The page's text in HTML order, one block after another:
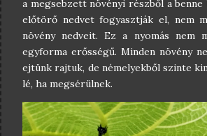
a megsebzett növényi részből a benne
előtörő nedvet fogyasztják el, nem
növény nedveit. Ez a nyomás nem
egyforma erősségű. Minden növény
ejtünk rajtuk, de némelyekből szinte
lé, ha megsérülnek.